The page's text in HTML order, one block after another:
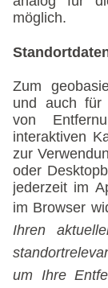
möglich.
Zum
und auch für
von
interaktiven
zur
oder
jederzeit im
im Browser
Ihren
um Ihre